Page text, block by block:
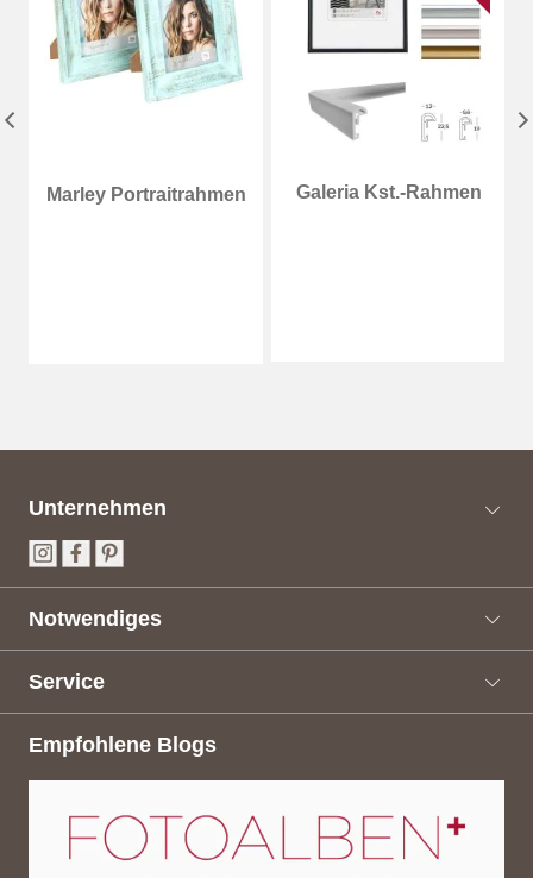
Marley Portraitrahmen Galeria Kst.-Rahmen
Unternehmen
Notwendiges
Service
Empfohlene Blogs